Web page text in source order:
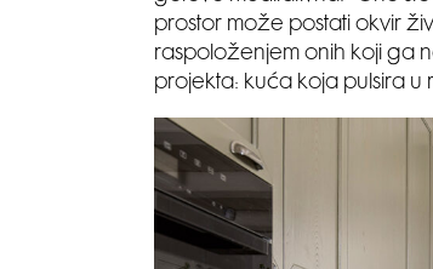
prostor može postati okvir
raspoloženjem onih koji ga
projekta: kuća koja pulsira u